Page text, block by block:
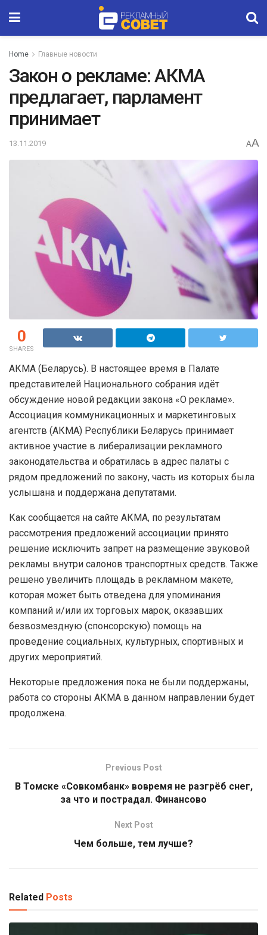
Home Главные новости
Закон о рекламе: АКМА
предлагает, парламент
принимает
13.11.2019 AA
0
SHARES
АКМА (Беларусь). В настоящее время в Палате
представителей Национального собрания идёт
обсуждение новой редакции закона «О рекламе».
Ассоциация коммуникационных и маркетинговых
агентств (АКМА) Республики Беларусь принимает
активное участие в либерализации рекламного
законодательства и обратилась в адрес палаты с
рядом предложений по закону, часть из которых была
услышана и поддержана депутатами.
Как сообщается на сайте АКМА, по результатам
рассмотрения предложений ассоциации принято
решение исключить запрет на размещение звуковой
рекламы внутри салонов транспортных средств. Также
решено увеличить площадь в рекламном макете,
которая может быть отведена для упоминания
компаний и/или их торговых марок, оказавших
безвозмездную (спонсорскую) помощь на
проведение социальных, культурных, спортивных и
других мероприятий.
Некоторые предложения пока не были поддержаны,
работа со стороны АКМА в данном направлении будет
продолжена.
Previous Post
В Томске «Совкомбанк» вовремя не разгрёб снег,
за что и пострадал. Финансово
Next Post
Чем больше, тем лучше?
Related Posts